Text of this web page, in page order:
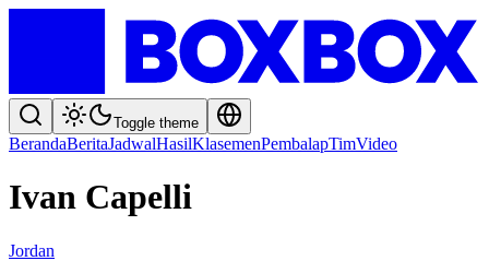
Toggle theme
BerandaBeritaJadwalHasilKlasemenPembalapTimVideo
Ivan Capelli
Jordan